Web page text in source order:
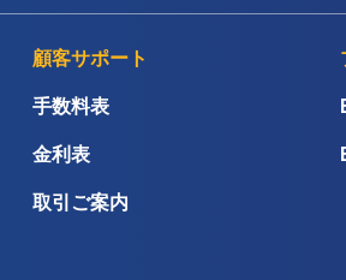
顧客サポート
手数料表
金利表
取引ご案内